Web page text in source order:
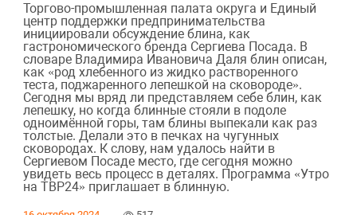
Торгово-промышленная палата округа и Единый
центр поддержки предпринимательства
инициировали обсуждение блина, как
гастрономического бренда Сергиева Посада. В
словаре Владимира Ивановича Даля блин описан,
как «род хлебенного из жидко растворенного
теста, поджаренного лепешкой на сковороде».
Сегодня мы вряд ли представляем себе блин, как
лепешку, но когда блинные стояли в подоле
одноимённой горы, там блины выпекали как раз
толстые. Делали это в печках на чугунных
сковородах. К слову, нам удалось найти в
Сергиевом Посаде место, где сегодня можно
увидеть весь процесс в деталях. Программа «Утро
на ТВР24» приглашает в блинную.